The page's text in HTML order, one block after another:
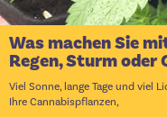
Was machen Sie
Regen, Sturm
Viel Sonne, lange Tage und viel
Ihre Cannabispflanzen,